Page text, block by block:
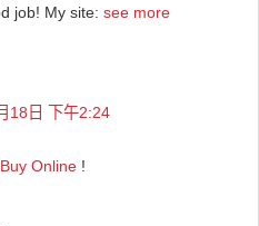
job! My site: see more
18日 下午2:24
Online !